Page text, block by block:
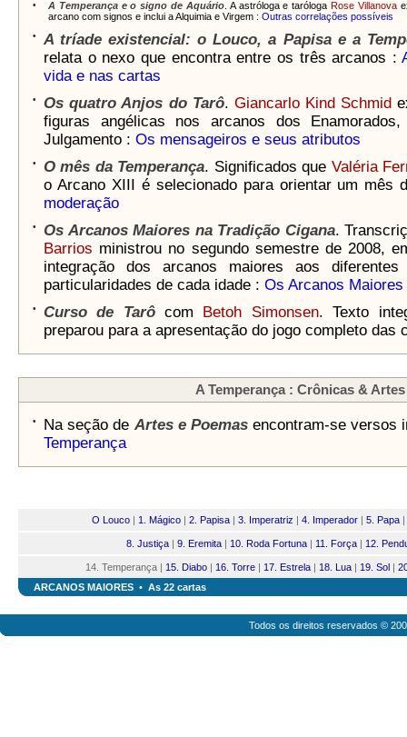
• A Temperança e o signo de Aquário. A astróloga e taróloga Rose Villanova
arcano com signos e inclui a Alquimia e Virgem : Outras correlações possíveis
•
A tríade existencial: o Louco, a Papisa e a
relata o nexo que encontra entre os três arcanos :
vida e nas cartas
• Os quatro Anjos do Tarô. Giancarlo Kind Schmid
figuras angélicas nos arcanos dos
Julgamento : Os mensageiros e seus atributos
• O mês da Temperança. Significados que Valéria
o Arcano XIII é selecionado para orientar um mês
moderação
• Os Arcanos Maiores na Tradição Cigana.
Barrios ministrou no segundo semestre de 2008,
integração dos arcanos maiores aos
particularidades de cada idade : Os Arcanos Maiores
• Curso de Tarôcom Betoh Simonsen. Texto
preparou para a apresentação do jogo completo das
A Temperança : Crônicas & Artes
• Na seção de Artes e Poemasencontram-se versos
Temperança
O Louco| 1. Mágico| 2. Papisa| 3. Imperatriz | 4. Imperador| 5. Papa|
8. Justiça| 9. Eremita| 10. Roda Fortuna| 11. Força| 12.
14. Temperança | 15. Diabo | 16. Torre | 17. Estrela | 18. Lua | 19. Sol |
ARCANOS MAIORES • As 22 cartas
Todos os direitos reservados ©